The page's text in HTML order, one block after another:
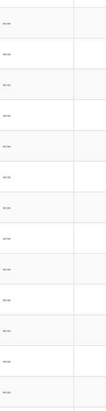
--
--
--
--
--
--
--
--
--
--
--
--
--